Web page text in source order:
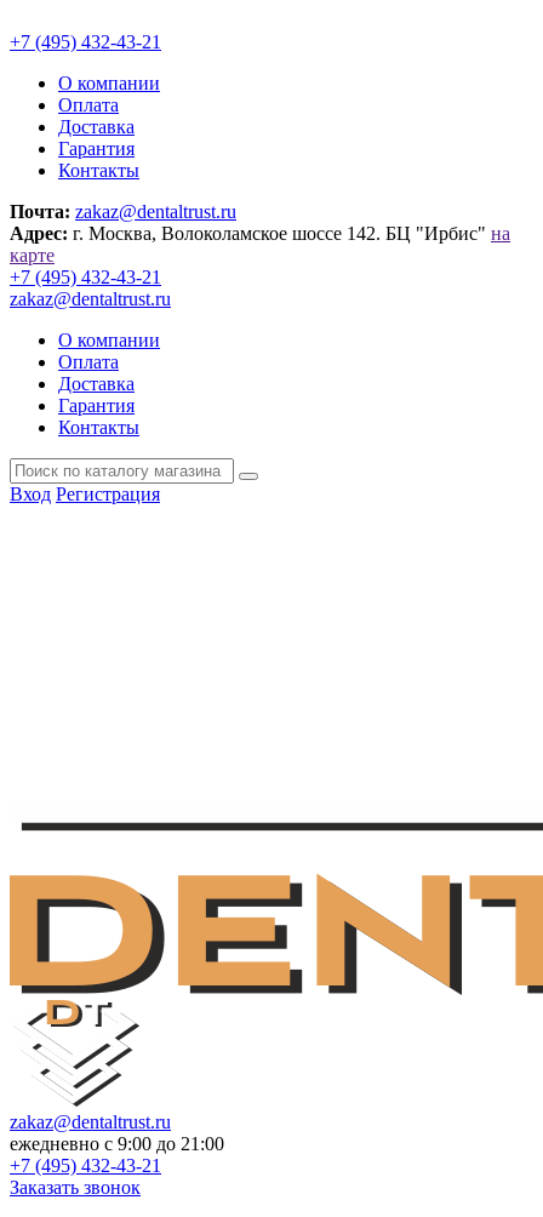
+7 (495) 432-43-21
О компании
Оплата
Доставка
Гарантия
Контакты
Почта: zakaz@dentaltrust.ru
Адрес: г. Москва, Волоколамское шоссе 142. БЦ "Ирбис" на
карте
+7 (495) 432-43-21
zakaz@dentaltrust.ru
О компании
Оплата
Доставка
Гарантия
Контакты
Вход Регистрация
zakaz@dentaltrust.ru
ежедневно с 9:00 до 21:00
+7 (495) 432-43-21
Заказать звонок